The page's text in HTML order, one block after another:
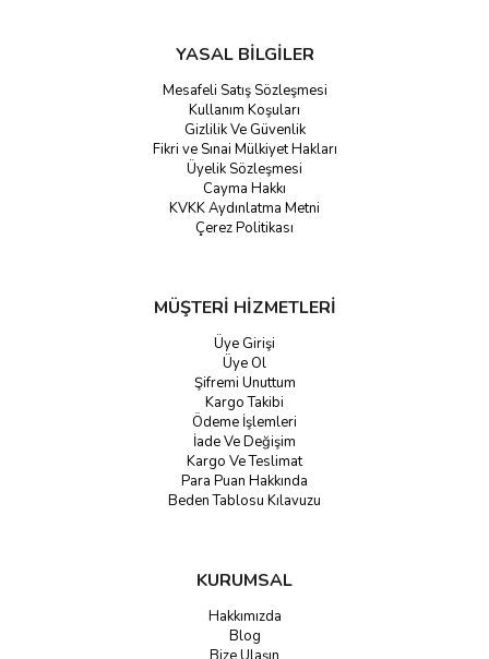
YASAL BİLGİLER
Mesafeli Satış Sözleşmesi
Kullanım Koşuları
Gizlilik Ve Güvenlik
Fikri ve Sınai Mülkiyet Hakları
Üyelik Sözleşmesi
Cayma Hakkı
KVKK Aydınlatma Metni
Çerez Politikası
MÜŞTERİ HİZMETLERİ
Üye Girişi
Üye Ol
Şifremi Unuttum
Kargo Takibi
Ödeme İşlemleri
İade Ve Değişim
Kargo Ve Teslimat
Para Puan Hakkında
Beden Tablosu Kılavuzu
KURUMSAL
Hakkımızda
Blog